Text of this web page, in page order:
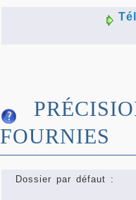
FOURNIES
Dossier par défaut :